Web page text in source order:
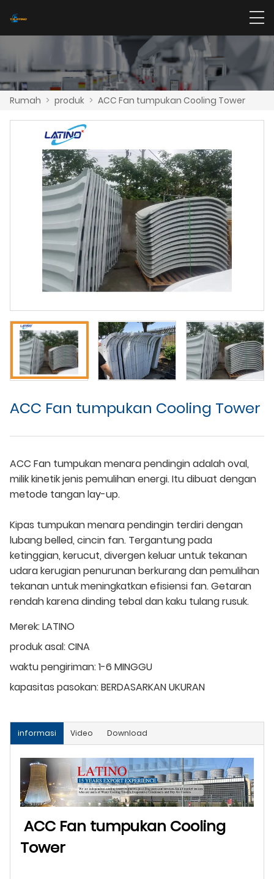
Rumah > produk > ACC Fan tumpukan Cooling Tower
ACC Fan tumpukan Cooling Tower
ACC Fan tumpukan menara pendingin adalah oval,
milik kinetik jenis pemulihan energi. Itu dibuat dengan
metode tangan lay-up.
Kipas tumpukan menara pendingin terdiri dengan
lubang belled, cincin fan. Tergantung pada
ketinggian, kerucut, divergen keluar untuk tekanan
udara kerugian penurunan berkurang dan pemulihan
tekanan untuk meningkatkan efisiensi fan. Getaran
rendah karena dinding tebal dan kaku tulang rusuk.
Merek:LATINO
produk asal:CINA
waktu pengiriman:1-6 MINGGU
kapasitas pasokan:BERDASARKAN UKURAN
informasi Video Download
ACC Fan tumpukan Cooling
Tower